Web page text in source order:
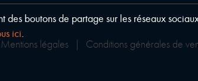
Mentions légales Conditions générales de
boutons de partage sur les réseaux
ici.